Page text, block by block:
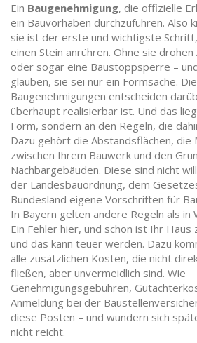
Ein Baugenehmigung, die offizielle
ein Bauvorhaben durchzuführen. Also
sie ist der erste und wichtigste
einen Stein anrühren. Ohne sie
oder sogar eine Baustoppsperre –
glauben, sie sei nur ein Formsache.
Baugenehmigungen entscheiden
überhaupt realisierbar ist. Und das
Form, sondern an den Regeln, die
Dazu gehört die Abstandsflächen, die
zwischen Ihrem Bauwerk und den
Nachbargebäuden. Diese sind nicht
der Landesbauordnung, dem
Bundesland eigene Vorschriften für
In Bayern gelten andere Regeln als in
Ein Fehler hier, und schon ist Ihr Haus
und das kann teuer werden. Dazu
alle zusätzlichen Kosten, die nicht
fließen, aber unvermeidlich sind. Wie
Genehmigungsgebühren,
Anmeldung bei der
diese Posten – und wundern sich
nicht reicht.